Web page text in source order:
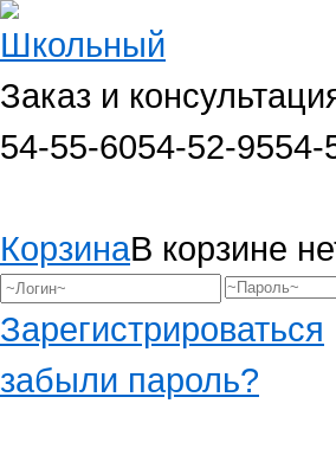
Заказ и
54-55-6054-52-9554-
КорзинаВ корзине
Зарегистрироваться
забыли пароль?